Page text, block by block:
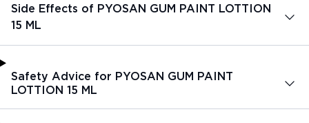
Side Effects of PYOSAN GUM PAINT LOTTION
15 ML
Safety Advice for PYOSAN GUM PAINT
LOTTION 15 ML